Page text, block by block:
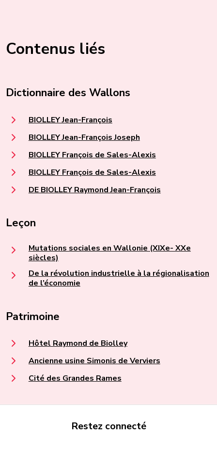
Contenus liés
Dictionnaire des Wallons
BIOLLEY Jean-François
BIOLLEY Jean-François Joseph
BIOLLEY François de Sales-Alexis
BIOLLEY François de Sales-Alexis
DE BIOLLEY Raymond Jean-François
Leçon
Mutations sociales en Wallonie (XIXe- XXe
siècles)
De la révolution industrielle à la régionalisation
de l’économie
Patrimoine
Hôtel Raymond de Biolley
Ancienne usine Simonis de Verviers
Cité des Grandes Rames
Restez connecté